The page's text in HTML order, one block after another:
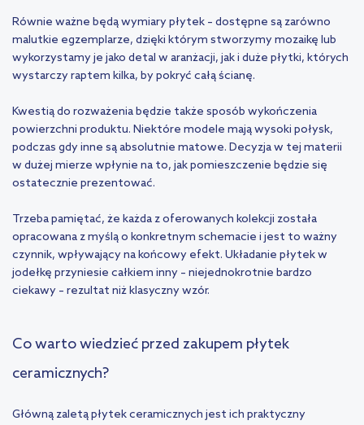
Równie ważne będą wymiary płytek – dostępne są zarówno
malutkie egzemplarze, dzięki którym stworzymy mozaikę lub
wykorzystamy je jako detal w aranżacji, jak i duże płytki, których
wystarczy raptem kilka, by pokryć całą ścianę.
Kwestią do rozważenia będzie także sposób wykończenia
powierzchni produktu. Niektóre modele mają wysoki połysk,
podczas gdy inne są absolutnie matowe. Decyzja w tej materii
w dużej mierze wpłynie na to, jak pomieszczenie będzie się
ostatecznie prezentować.
Trzeba pamiętać, że każda z oferowanych kolekcji została
opracowana z myślą o konkretnym schemacie i jest to ważny
czynnik, wpływający na końcowy efekt. Układanie płytek w
jodełkę przyniesie całkiem inny – niejednokrotnie bardzo
ciekawy – rezultat niż klasyczny wzór.
Co warto wiedzieć przed zakupem płytek
ceramicznych?
Główną zaletą płytek ceramicznych jest ich praktyczny